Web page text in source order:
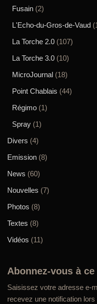
Fusain (2)
L'Echo-du-Gros-de-Vaud
La Torche 2.0 (107)
La Torche 3.0 (10)
MicroJournal (18)
Point Chablais (44)
Régimo (1)
Spray (1)
Divers (4)
Emission (8)
News (60)
Nouvelles (7)
Photos (8)
Textes (8)
Vidéos (11)
Abonnez-vous à
Saisissez votre adresse e-
recevez une notification